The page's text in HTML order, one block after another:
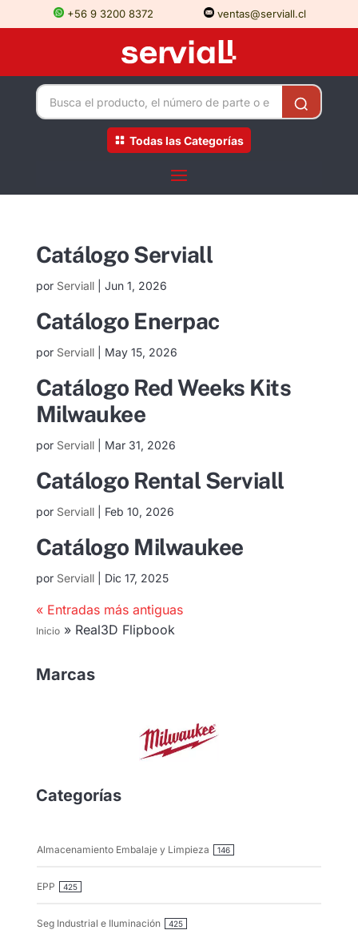
+56 9 3200 8372 ventas@serviall.cl
Todas las Categorías
Catálogo Serviall
por Serviall| Jun 1, 2026
Catálogo Enerpac
por Serviall| May 15, 2026
Catálogo Red Weeks Kits
Milwaukee
por Serviall| Mar 31, 2026
Catálogo Rental Serviall
por Serviall| Feb 10, 2026
Catálogo Milwaukee
por Serviall| Dic 17, 2025
« Entradas más antiguas
Inicio» Real3D Flipbook
Marcas
Categorías
Almacenamiento Embalaje y Limpieza 146
EPP 425
Seg Industrial e Iluminación 425